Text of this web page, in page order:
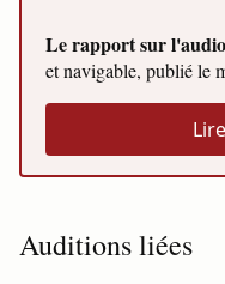
Le rapport sur
et navigable, publié le
Auditions liées